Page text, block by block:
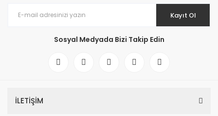
Kayıt Ol
Sosyal Medyada Bizi Takip Edin
İLETİŞİM